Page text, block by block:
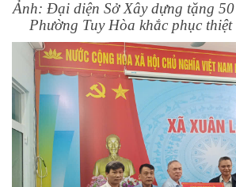
Ảnh: Đại diện Sở Xây dựng tặng
Phường Tuy Hòa khắc phục